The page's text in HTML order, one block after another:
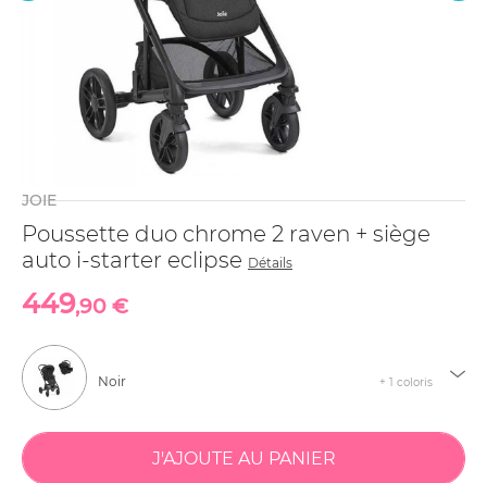
JOIE
Poussette duo chrome 2 raven + siège
auto i-starter eclipse Détails
449,90 €
Noir + 1 coloris